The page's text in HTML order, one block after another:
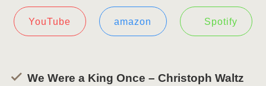
YouTube amazon Spotify
We Were a King Once – Christoph Waltz